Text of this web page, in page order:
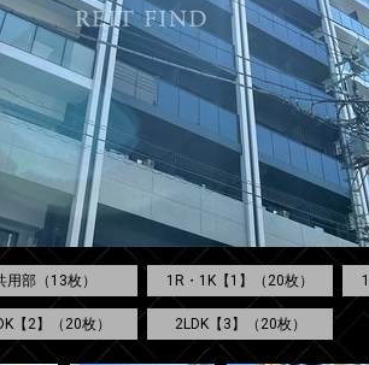
用部（13枚） 1R・1K【1】（20枚）
【2】（20枚） 2LDK【3】（20枚）